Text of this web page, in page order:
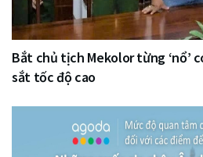
Bắt chủ tịch Mekolor từng ‘nổ’
sắt tốc độ cao